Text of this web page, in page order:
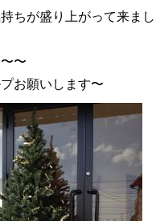
ちが盛り上がって来まし
〜
お願いします〜